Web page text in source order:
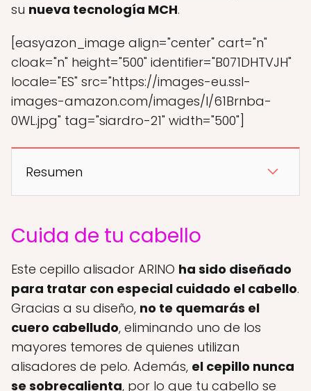
su nueva tecnología MCH.
[easyazon_image align="center" cart="n"
cloak="n" height="500" identifier="B071DHTVJH"
locale="ES" src="https://images-eu.ssl-
images-amazon.com/images/I/61Brnba-
0WL.jpg" tag="siardro-21" width="500"]
Resumen
Cuida de tu cabello
Este cepillo alisador ARINO ha sido diseñado
para tratar con especial cuidado el cabello.
Gracias a su diseño, no te quemarás el
cuero cabelludo, eliminando uno de los
mayores temores de quienes utilizan
alisadores de pelo. Además, el cepillo nunca
se sobrecalienta, por lo que tu cabello se